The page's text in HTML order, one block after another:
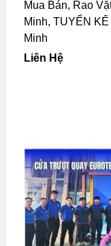
Mua Bán, Rao Vặt Tuyển Dụng Quận 12 Hồ Chí
Minh, TUYỂN
Minh
Liên Hệ